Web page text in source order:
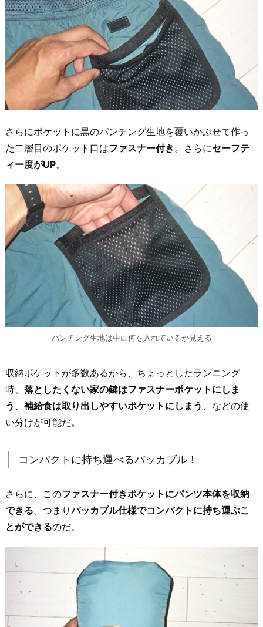
さらにポケットに黒のパンチング生地を覆いかぶせて作っ
た二層目のポケット口はファスナー付き 。さらにセーフテ
ィー度がUP。
パンチング生地は中に何を入れているか見える
収納ポケットが多数あるから、ちょっとしたランニング
時、 落としたくない家の鍵はファスナーポケットにしま
う
補給食は取り出しやすいポケットにしまう
、などの使
い分けが可能だ。
コンパクトに持ち運べるパッカブル！
さらに、このファスナー付きポケットにパンツ本体を収納
できる。つまりパッカブル仕様でコンパクトに持ち運ぶこ
とができるのだ。